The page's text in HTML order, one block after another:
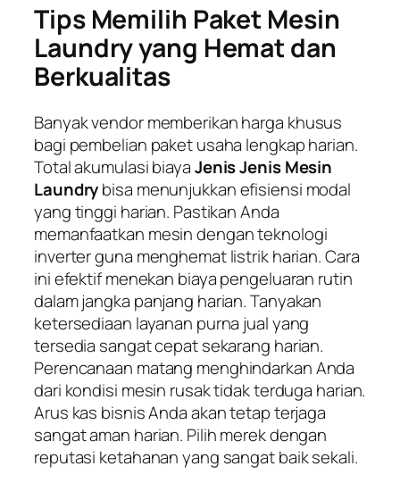
Tips Memilih Paket Mesin
Laundry yang Hemat dan
Berkualitas
Banyak vendor memberikan harga khusus
bagi pembelian paket usaha lengkap harian.
Total akumulasi biayaJenis Jenis Mesin
Laundrybisa menunjukkan efisiensi modal
yang tinggi harian. Pastikan Anda
memanfaatkan mesin dengan teknologi
inverter guna menghemat listrik harian. Cara
ini efektif menekan biaya pengeluaran rutin
dalam jangka panjang harian. Tanyakan
ketersediaan layanan purna jual yang
tersedia sangat cepat sekarang harian.
Perencanaan matang menghindarkan Anda
dari kondisi mesin rusak tidak terduga harian.
Arus kas bisnis Anda akan tetap terjaga
sangat aman harian. Pilih merek dengan
reputasi ketahanan yang sangat baik sekali.